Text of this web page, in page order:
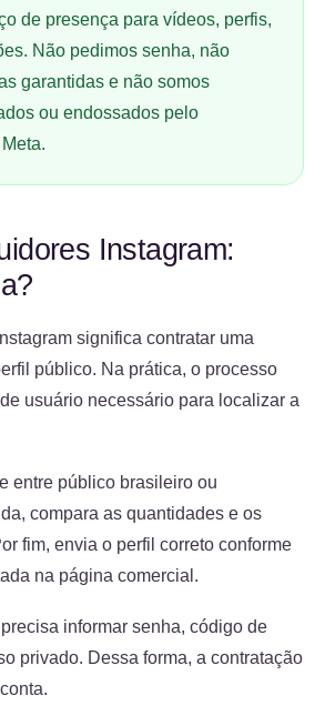
de presença para vídeos, perfis,
Não pedimos senha, não
garantidas e não somos
ou endossados pelo
Instagram:
significa contratar uma
público. Na prática, o processo
usuário necessário para localizar a
entre público brasileiro ou
compara as quantidades e os
fim, envia o perfil correto conforme
na página comercial.
informar senha, código de
privado. Dessa forma, a contratação